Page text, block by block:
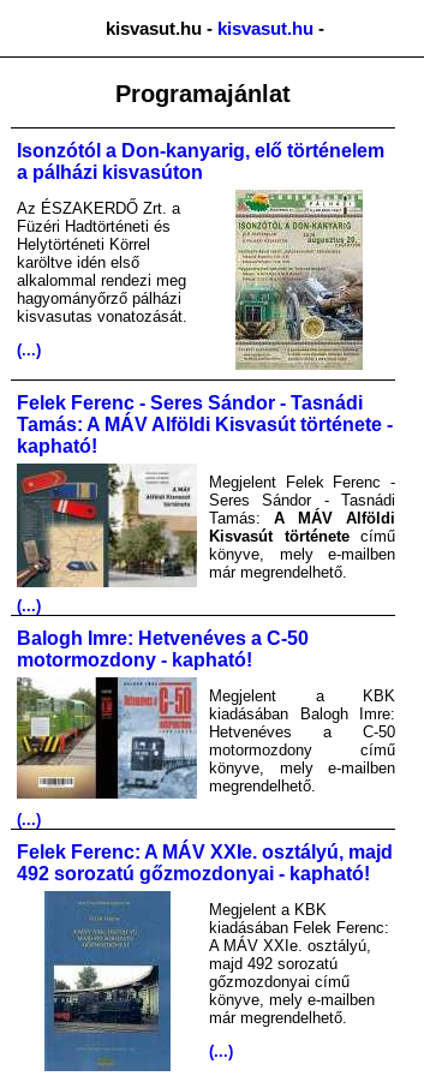
kisvasut.hu - kisvasut.hu -
Programajánlat
Isonzótól a Don-kanyarig, elő történelem
a pálházi kisvasúton
Az ÉSZAKERDŐ Zrt. a
Füzéri Hadtörténeti és
Helytörténeti Körrel
karöltve idén első
alkalommal rendezi meg
hagyományőrző pálházi
kisvasutas vonatozását.
(...)
Felek Ferenc - Seres Sándor - Tasnádi
Tamás: A MÁV Alföldi Kisvasút története -
kapható!
Megjelent Felek Ferenc -
Seres Sándor - Tasnádi
Tamás: A MÁV Alföldi
Kisvasút története című
könyve, mely e-mailben
már megrendelhető.
(...)
Balogh Imre: Hetvenéves a C-50
motormozdony - kapható!
Megjelent a KBK
kiadásában Balogh Imre:
Hetvenéves a C-50
motormozdony című
könyve, mely e-mailben
megrendelhető.
(...)
Felek Ferenc: A MÁV XXIe. osztályú, majd
492 sorozatú gőzmozdonyai - kapható!
Megjelent a KBK
kiadásában Felek Ferenc:
A MÁV XXIe. osztályú,
majd 492 sorozatú
gőzmozdonyai című
könyve, mely e-mailben
már megrendelhető.
(...)